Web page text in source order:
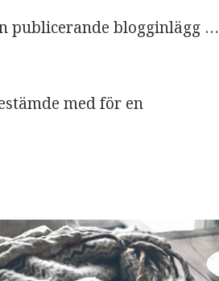
publicerande blogginlägg …
med för en